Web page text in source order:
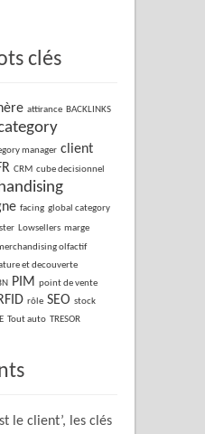
clés
attirance BACKLINKS
manager client
CRM cube decisionnel
facing global category
Lowsellers marge
olfactif
et decouverte
PIM point de vente
rôle SEO stock
Tout auto TRESOR
le client’, les clés